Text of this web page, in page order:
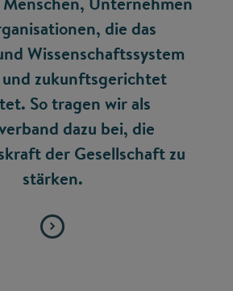
die das
Wissenschaftssystem
zukunftsgerichtet
So tragen wir als
dazu bei, die
der Gesellschaft zu
stärken.